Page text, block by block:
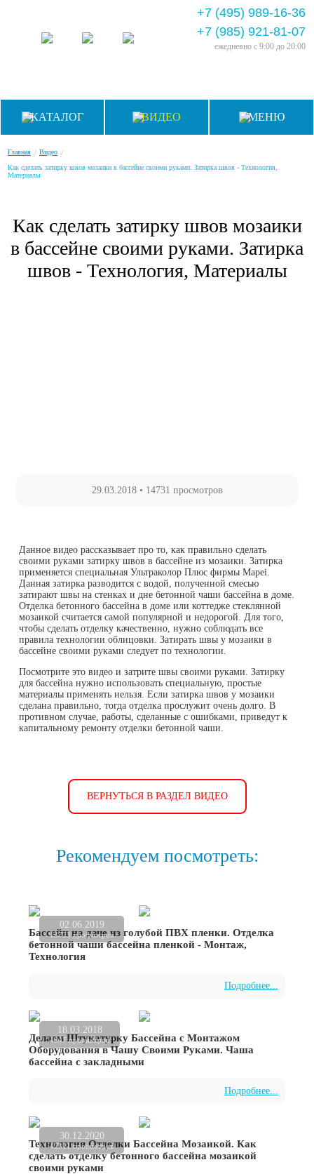
+7 (495) 989-16-36
+7 (985) 921-81-07
ежедневно с 9:00 до 20:00
КАТАЛОГ ВИДЕО МЕНЮ
Главная / Видео /
Как сделать затирку швов мозаики в бассейне своими руками. Затирка швов - Технология,
Материалы
Как сделать затирку швов мозаики
в бассейне своими руками. Затирка
швов - Технология, Материалы
29.03.2018 • 14731 просмотров
Данное видео рассказывает про то, как правильно сделать
своими руками затирку швов в бассейне из мозаики. Затирка
применяется специальная Ультраколор Плюс фирмы Mapei.
Данная затирка разводится с водой, полученной смесью
затирают швы на стенках и дне бетонной чаши бассейна в доме.
Отделка бетонного бассейна в доме или коттедже стеклянной
мозаикой считается самой популярной и недорогой. Для того,
чтобы сделать отделку качественно, нужно соблюдать все
правила технологии облицовки. Затирать швы у мозаики в
бассейне своими руками следует по технологии.
Посмотрите это видео и затрите швы своими руками. Затирку
для бассейна нужно использовать специальную, простые
материалы применять нельзя. Если затирка швов у мозаики
сделана правильно, тогда отделка прослужит очень долго. В
противном случае, работы, сделанные с ошибками, приведут к
капитальному ремонту отделки бетонной чаши.
ВЕРНУТЬСЯ В РАЗДЕЛ ВИДЕО
Рекомендуем посмотреть:
02.06.2019
13723 просмотров
Бассейн на даче из голубой ПВХ пленки. Отделка
бетонной чаши бассейна пленкой - Монтаж,
Технология
Подробнее...
18.03.2018
4647 просмотров
Делаем Штукатурку Бассейна с Монтажом
Оборудования в Чашу Своими Руками. Чаша
бассейна с закладными
Подробнее...
30.12.2020
42311 просмотров
Технология Отделки Бассейна Мозаикой. Как
сделать отделку бетонного бассейна мозаикой
своими руками